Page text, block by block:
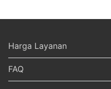
Harga Layanan
FAQ